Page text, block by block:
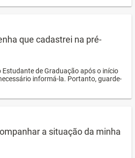
que cadastrei na pré-
de Graduação após o início
informá-la. Portanto, guarde-
a situação da minha